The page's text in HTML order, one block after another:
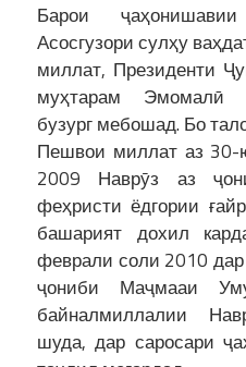
Барои
Асосгузори сулҳу
миллат, Президенти
муҳтарам Эмомалӣ
бузург мебошад. Бо
Пешвои миллат аз 30-
2009 Наврӯз аз
феҳристи ёдгории
башарият дохил
феврали соли 2010
ҷониби Маҷмааи
байналмиллалии
шуда, дар саросари